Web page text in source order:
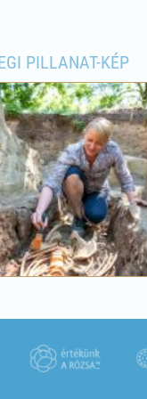
PILLANAT-KÉP